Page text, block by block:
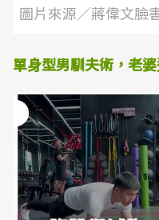
圖片來源／蔣偉文臉
單身型男馴夫術，老